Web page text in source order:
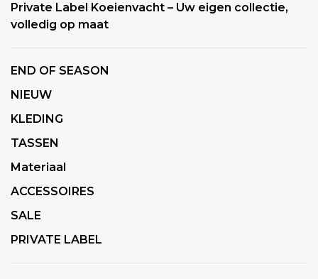
Private Label Koeienvacht – Uw eigen collectie,
volledig op maat
END OF SEASON
NIEUW
KLEDING
TASSEN
Materiaal
ACCESSOIRES
SALE
PRIVATE LABEL